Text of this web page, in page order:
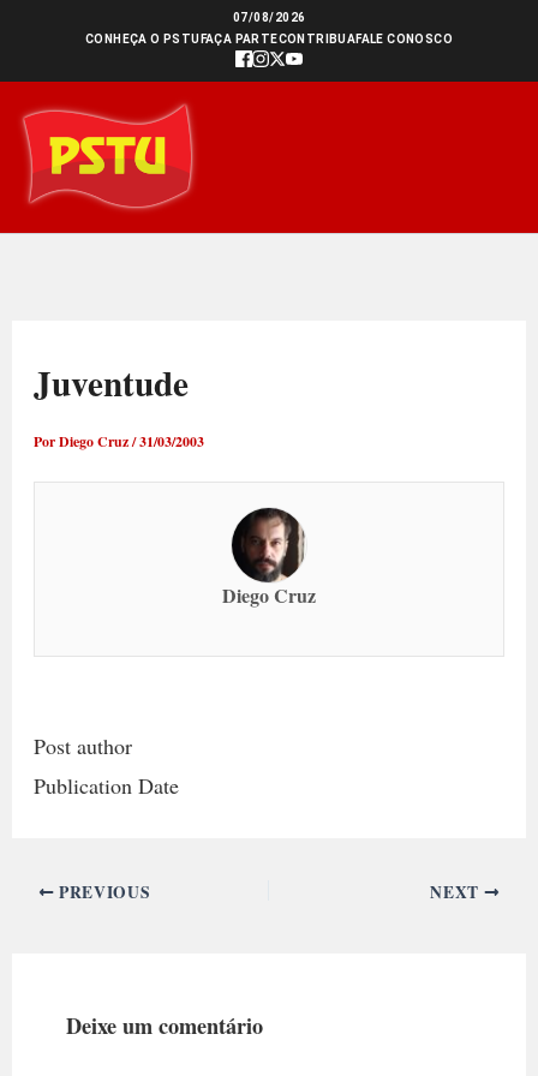
conteúdo
07/08/2026
CONHEÇA O PSTU FAÇA PARTECONTRIBUAFALE CONOSCO
Juventude
PorDiego Cruz/31/03/2003
Diego Cruz
Post author
Publication Date
PREVIOUS NEXT
Deixe um comentário